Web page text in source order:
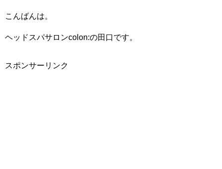
こんばんは。
ヘッドスパサロンcolon:の田口です。
スポンサーリンク